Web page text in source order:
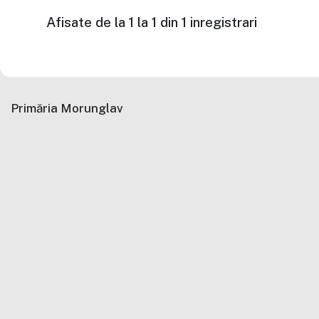
Afisate de la 1 la 1 din 1 inregistrari
Primăria Morunglav